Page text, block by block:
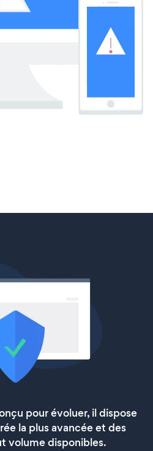
pour évoluer, il dispose
la plus avancée et des
volume disponibles.